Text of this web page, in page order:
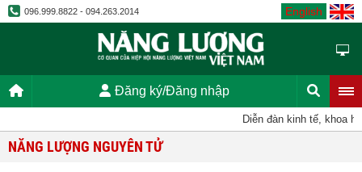
096.999.8822 - 094.263.2014 English
Đăng ký/Đăng nhập
Diễn đàn kinh tế, khoa
NĂNG LƯỢNG NGUYÊN TỬ